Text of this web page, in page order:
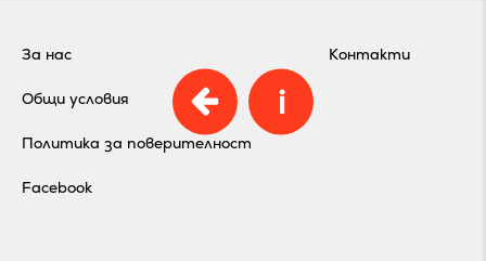
i
За нас
Общи условия
Политика за поверителност
Контакти
Facebook